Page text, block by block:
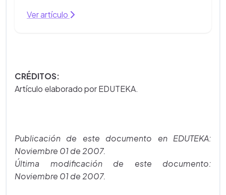
Ver artículo
CRÉDITOS:
Artículo elaborado por EDUTEKA.
Publicación de este documento en EDUTEKA:
Noviembre 01 de 2007.
Última modificación de este documento:
Noviembre 01 de 2007.